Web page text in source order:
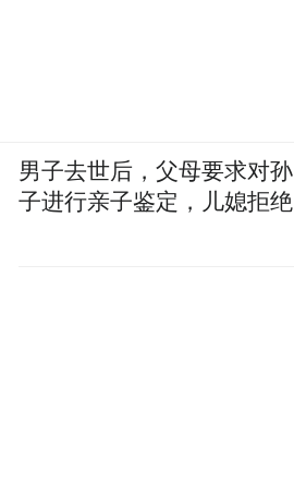
男子去世后，父母要求对孙
子进行亲子鉴定，儿媳拒绝